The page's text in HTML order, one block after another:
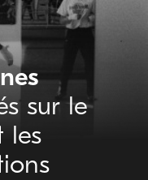
sur le
les